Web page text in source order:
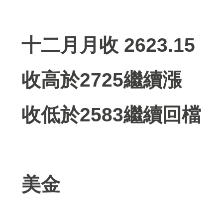
十二月月收 2623.15
收高於2725繼續漲
收低於2583繼續回檔
美金